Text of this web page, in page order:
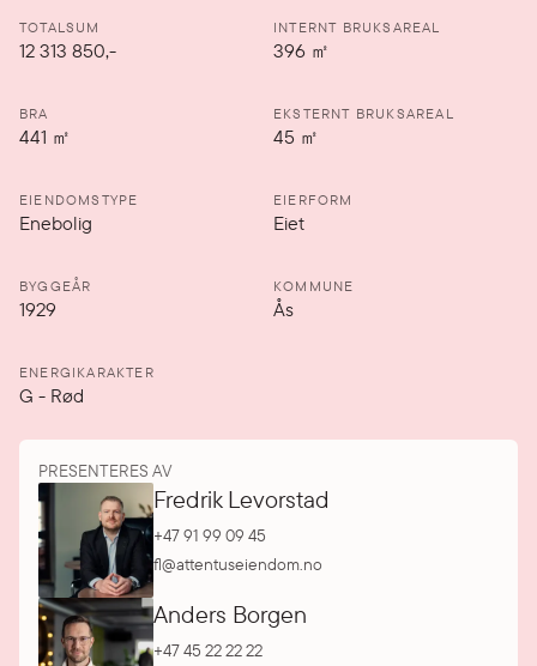
TOTALSUM
12 313 850,-
INTERNT BRUKSAREAL
396 ㎡
BRA
441 ㎡
EKSTERNT BRUKSAREAL
45 ㎡
EIENDOMSTYPE
Enebolig
EIERFORM
Eiet
BYGGEÅR
1929
KOMMUNE
Ås
ENERGIKARAKTER
G - Rød
PRESENTERES AV
Fredrik Levorstad
+47 91 99 09 45
fl@attentuseiendom.no
Anders Borgen
+47 45 22 22 22